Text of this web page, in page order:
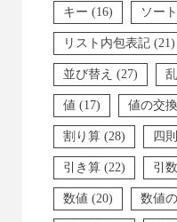
キー (16) ソート
リスト内包表記 (21)
並び替え (27)
値 (17) 値の交換
割り算 (28) 四
引き算 (22) 引数
数値 (20) 数値